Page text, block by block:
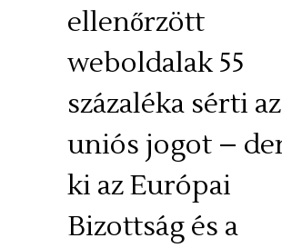
ellenőrzött
weboldalak 55
százaléka sérti az
uniós jogot –
ki az Európai
Bizottság és a